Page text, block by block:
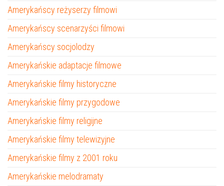
Amerykańscy reżyserzy filmowi
Amerykańscy scenarzyści filmowi
Amerykańscy socjolodzy
Amerykańskie adaptacje filmowe
Amerykańskie filmy historyczne
Amerykańskie filmy przygodowe
Amerykańskie filmy religijne
Amerykańskie filmy telewizyjne
Amerykańskie filmy z 2001 roku
Amerykańskie melodramaty